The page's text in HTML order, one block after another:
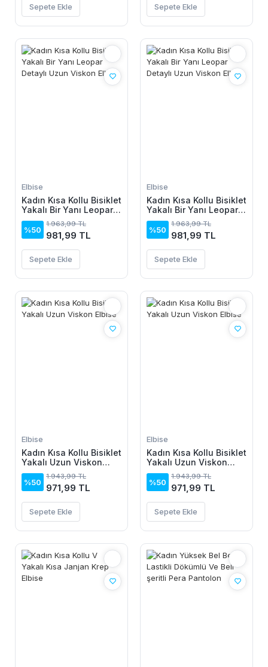
Sepete Ekle Sepete Ekle
Elbise
Kadın Kısa Kollu Bisiklet
Yakalı Bir Yanı Leopar
Detaylı Uzun Viskon
Elbise
%50
1.963,99 TL
981,99 TL
Sepete Ekle
Elbise
Kadın Kısa Kollu Bisiklet
Yakalı Bir Yanı Leopar
Detaylı Uzun Viskon
Elbise
%50
1.963,99 TL
981,99 TL
Sepete Ekle
Elbise
Kadın Kısa Kollu Bisiklet
Yakalı Uzun Viskon
Elbise
%50
1.943,99 TL
971,99 TL
Sepete Ekle
Elbise
Kadın Kısa Kollu Bisiklet
Yakalı Uzun Viskon
Elbise
%50
1.943,99 TL
971,99 TL
Sepete Ekle